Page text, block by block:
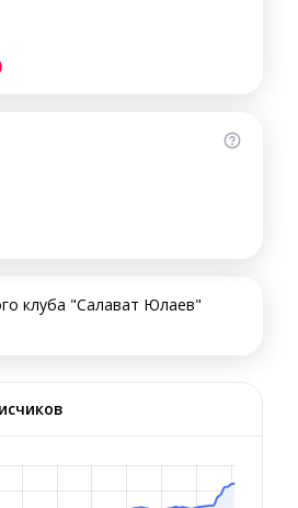
клуба "Салават Юлаев"